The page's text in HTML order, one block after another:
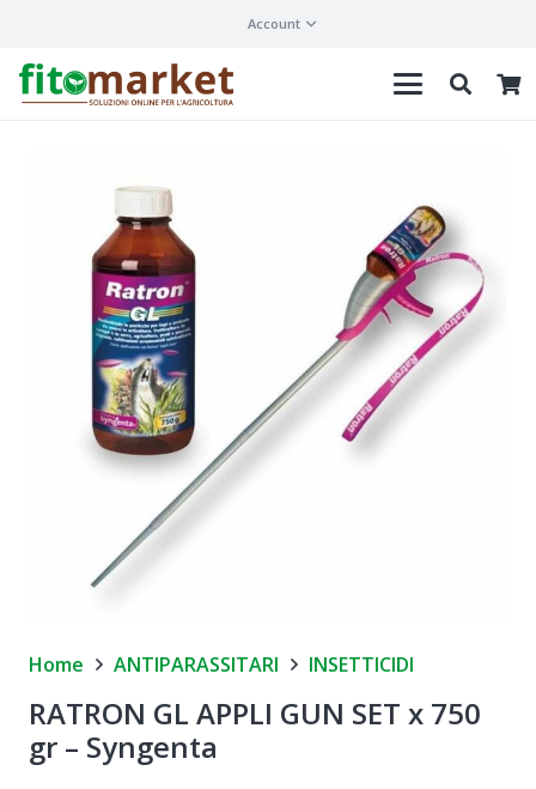
Account
Home ANTIPARASSITARI INSETTICIDI
RATRON GL APPLI GUN SET x 750
gr – Syngenta